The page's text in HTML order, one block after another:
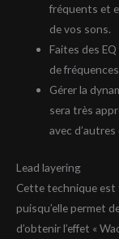
fréquents et
de vos sons.
Faites des
de
Gérer la
sera très
avec
Lead layering
Cette technique est
puisqu’elle permet
d’obtenir l’effet «